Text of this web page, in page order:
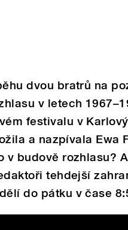
dvou bratrů na
v letech
festivalu v
a nazpívala Ewa
budově rozhlasu?
tehdejší
do pátku v čase